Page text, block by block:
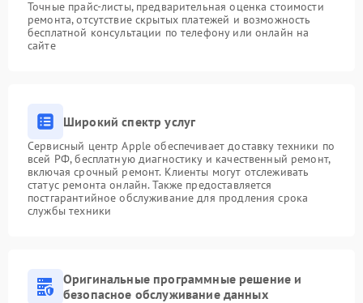
Точные прайс-листы, предварительная оценка стоимости
ремонта, отсутствие скрытых платежей и возможность
бесплатной консультации по телефону или онлайн на
сайте
Широкий спектр услуг
Сервисный центр Apple обеспечивает доставку техники по
всей РФ, бесплатную диагностику и качественный ремонт,
включая срочный ремонт. Клиенты могут отслеживать
статус ремонта онлайн. Также предоставляется
постгарантийное обслуживание для продления срока
службы техники
Оригинальные программные решение и
безопасное обслуживание данных